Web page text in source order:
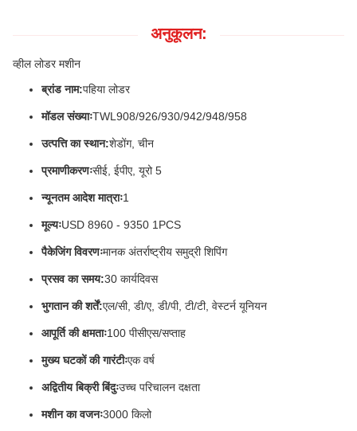
अनुकूलन:
व्हील लोडर मशीन
ब्रांड नाम:पहिया लोडर
मॉडल संख्याःTWL908/926/930/942/948/958
उत्पत्ति का स्थान:शेडोंग, चीन
प्रमाणीकरणःसीई, ईपीए, यूरो 5
न्यूनतम आदेश मात्राः1
मूल्यःUSD 8960 - 9350 1PCS
पैकेजिंग विवरणःमानक अंतर्राष्ट्रीय समुद्री शिपिंग
प्रसव का समय:30 कार्यदिवस
भुगतान की शर्तें:एल/सी, डी/ए, डी/पी, टी/टी, वेस्टर्न यूनियन
आपूर्ति की क्षमताः100 पीसीएस/सप्ताह
मुख्य घटकों की गारंटीःएक वर्ष
अद्वितीय बिक्री बिंदुःउच्च परिचालन दक्षता
मशीन का वजनः3000 किलो